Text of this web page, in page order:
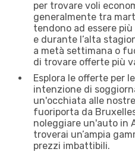
per trovare voli
generalmente tra
tendono ad essere
e durante l’alta
a metà settimana o
di trovare offerte più
Esplora le offerte per
intenzione di
un'occhiata alle
fuoriporta da
noleggiare un'auto in
troverai un’ampia
prezzi imbattibili.